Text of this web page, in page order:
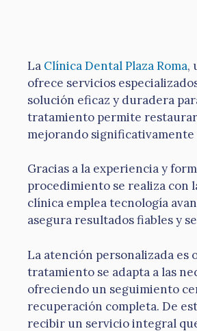
La Clínica Dental Plaza Roma,
ofrece servicios
solución eficaz y duradera
tratamiento permite
mejorando significativamente
Gracias a la experiencia y
procedimiento se realiza con
clínica emplea tecnología
asegura resultados fiables y
La atención personalizada es
tratamiento se adapta a las
ofreciendo un seguimiento
recuperación completa. De
recibir un servicio integral